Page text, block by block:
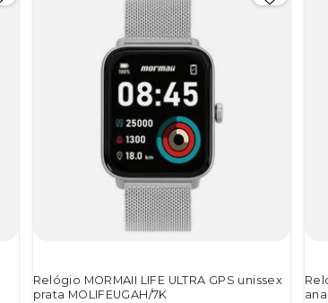
Relógio MORMAII LIFE ULTRA GPS unissex
prata MOLIFEUGAH/7K